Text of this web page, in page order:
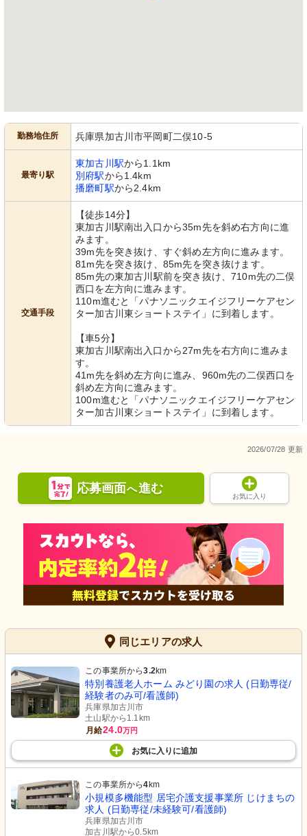
勤務地住所 兵庫県加古川市平岡町二俣10-5
最寄り駅
東加古川駅から1.1km
別府駅から1.4km
播磨町駅から2.4km
交通手段
【徒歩14分】
東加古川駅南出入口から35m先を斜め右方向に進
みます。
39m先を突き抜け、すぐ斜め左方向に進みます。
81m先を突き抜け、85m先を突き抜けます。
85m先の東加古川駅前を突き抜け、710m先の二俣
西口を左方向に進みます。
110m進むと「パナソニックエイジフリーケアセン
ター加古川東ショートステイ」に到着します。
【車5分】
東加古川駅南出入口から27m先を右方向に進みま
す。
41m先を斜め左方向に進み、960m先の二俣西口を
斜め左方向に進みます。
100m進むと「パナソニックエイジフリーケアセン
ター加古川東ショートステイ」に到着します。
2026/07/28 更新
応募画面へ進む
お気に入り
同じエリアの求人
この事業所から3.2km
特別養護老人ホーム みどり園の求人 (日勤専従/
経験者のみ可/看護師)
兵庫県加古川市
土山駅から1.1km
月給24.0万円
お気に入り に追加
この事業所から4 km
小規模多機能型 居宅介護支援事業所 じけまちの
求人 (日勤専従/未経験可/看護師)
兵庫県加古川市
加古川駅から0.5km